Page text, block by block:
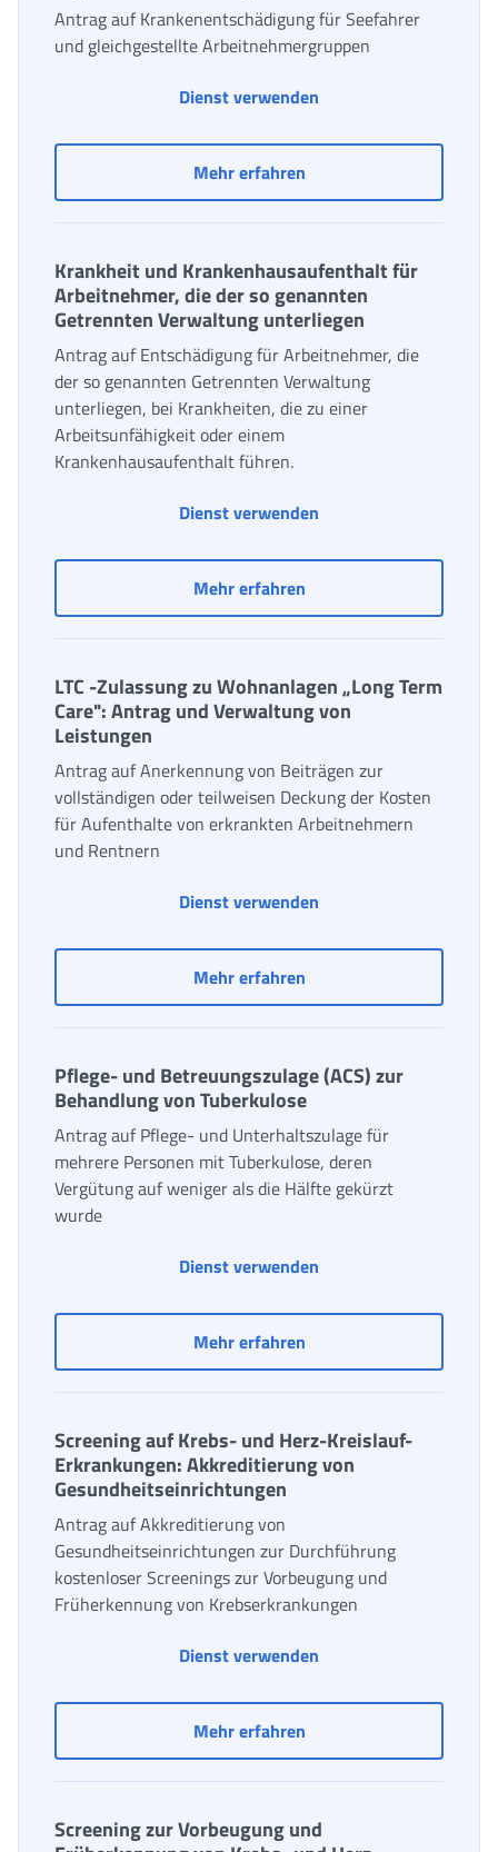
Antrag auf Krankenentschädigung für Seefahrer
und gleichgestellte Arbeitnehmergruppen
Dienst verwenden
Mehr erfahrenKrankenentschädigung
Krankheit und Krankenhausaufenthalt für
Arbeitnehmer, die der so genannten
Getrennten Verwaltung unterliegen
Antrag auf Entschädigung für Arbeitnehmer, die
der so genannten Getrennten Verwaltung
unterliegen, bei Krankheiten, die zu einer
Arbeitsunfähigkeit oder einem
Krankenhausaufenthalt führen.
Dienst verwenden
Mehr erfahrenKrankheit und
LTC -Zulassung zu Wohnanlagen „Long Term
Care": Antrag und Verwaltung von
Leistungen
Antrag auf Anerkennung von Beiträgen zur
vollständigen oder teilweisen Deckung der Kosten
für Aufenthalte von erkrankten Arbeitnehmern
und Rentnern
Dienst verwenden
Mehr erfahrenLTC -Zulassung zu
Pflege- und Betreuungszulage (ACS) zur
Behandlung von Tuberkulose
Antrag auf Pflege- und Unterhaltszulage für
mehrere Personen mit Tuberkulose, deren
Vergütung auf weniger als die Hälfte gekürzt
wurde
Dienst verwenden
Mehr erfahrenPflege- und
Screening auf Krebs- und Herz-Kreislauf-
Erkrankungen: Akkreditierung von
Gesundheitseinrichtungen
Antrag auf Akkreditierung von
Gesundheitseinrichtungen zur Durchführung
kostenloser Screenings zur Vorbeugung und
Früherkennung von Krebserkrankungen
Dienst verwenden
Mehr erfahrenScreening auf Krebs-
Screening zur Vorbeugung und